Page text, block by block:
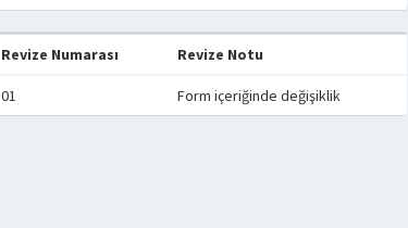
Revize Numarası Revize Notu
01 Form içeriğinde değişiklik